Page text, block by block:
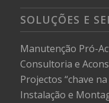
SOLUÇÕES E
Manutenção Pró-
Consultoria e
Projectos “chave na
Instalação e